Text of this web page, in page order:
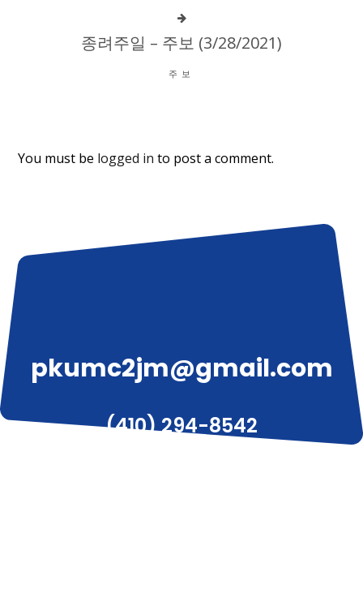
종려주일 – 주보 (3/28/2021)
주보
You must be logged in to post a comment.
pkumc2jm@gmail.com
(410) 294-8542